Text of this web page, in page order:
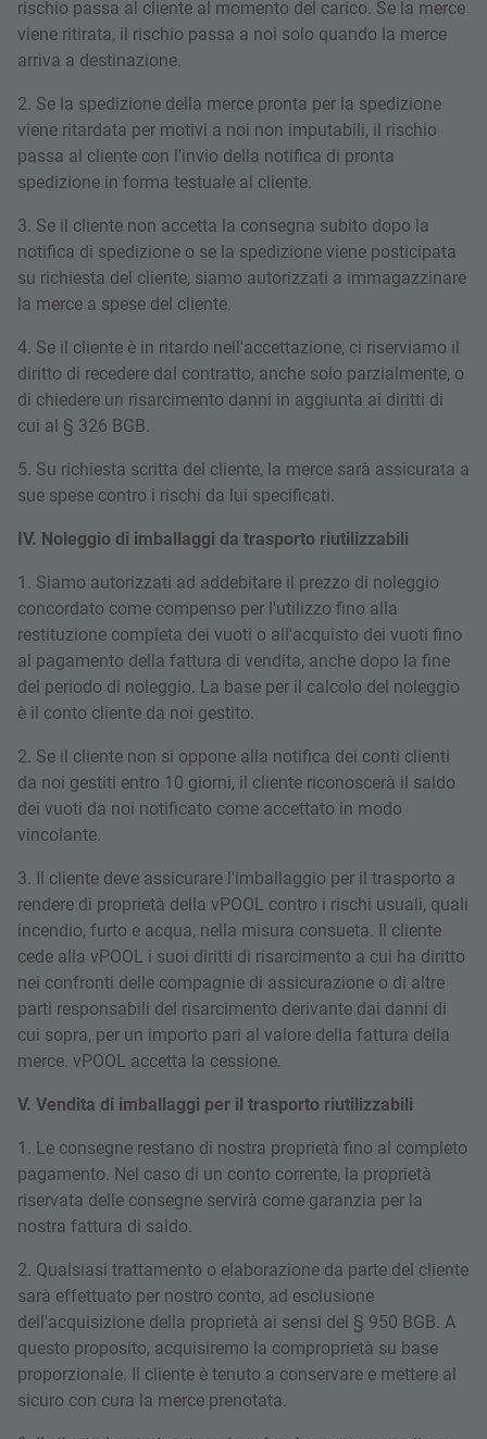
rischio passa al cliente al momento del carico. Se la merce
viene ritirata, il rischio passa a noi solo quando la merce
arriva a destinazione.
2. Se la spedizione della merce pronta per la spedizione
viene ritardata per motivi a noi non imputabili, il rischio
passa al cliente con l'invio della notifica di pronta
spedizione in forma testuale al cliente.
3. Se il cliente non accetta la consegna subito dopo la
notifica di spedizione o se la spedizione viene posticipata
su richiesta del cliente, siamo autorizzati a immagazzinare
la merce a spese del cliente.
4. Se il cliente è in ritardo nell'accettazione, ci riserviamo il
diritto di recedere dal contratto, anche solo parzialmente, o
di chiedere un risarcimento danni in aggiunta ai diritti di
cui al § 326 BGB.
5. Su richiesta scritta del cliente, la merce sarà assicurata a
sue spese contro i rischi da lui specificati.
IV. Noleggio di imballaggi da trasporto riutilizzabili
1. Siamo autorizzati ad addebitare il prezzo di noleggio
concordato come compenso per l'utilizzo fino alla
restituzione completa dei vuoti o all'acquisto dei vuoti fino
al pagamento della fattura di vendita, anche dopo la fine
del periodo di noleggio. La base per il calcolo del noleggio
è il conto cliente da noi gestito.
2. Se il cliente non si oppone alla notifica dei conti clienti
da noi gestiti entro 10 giorni, il cliente riconoscerà il saldo
dei vuoti da noi notificato come accettato in modo
vincolante.
3. Il cliente deve assicurare l'imballaggio per il trasporto a
rendere di proprietà della vPOOL contro i rischi usuali, quali
incendio, furto e acqua, nella misura consueta. Il cliente
cede alla vPOOL i suoi diritti di risarcimento a cui ha diritto
nei confronti delle compagnie di assicurazione o di altre
parti responsabili del risarcimento derivante dai danni di
cui sopra, per un importo pari al valore della fattura della
merce. vPOOL accetta la cessione.
V. Vendita di imballaggi per il trasporto riutilizzabili
1. Le consegne restano di nostra proprietà fino al completo
pagamento. Nel caso di un conto corrente, la proprietà
riservata delle consegne servirà come garanzia per la
nostra fattura di saldo.
2. Qualsiasi trattamento o elaborazione da parte del cliente
sarà effettuato per nostro conto, ad esclusione
dell'acquisizione della proprietà ai sensi del § 950 BGB. A
questo proposito, acquisiremo la comproprietà su base
proporzionale. Il cliente è tenuto a conservare e mettere al
sicuro con cura la merce prenotata.